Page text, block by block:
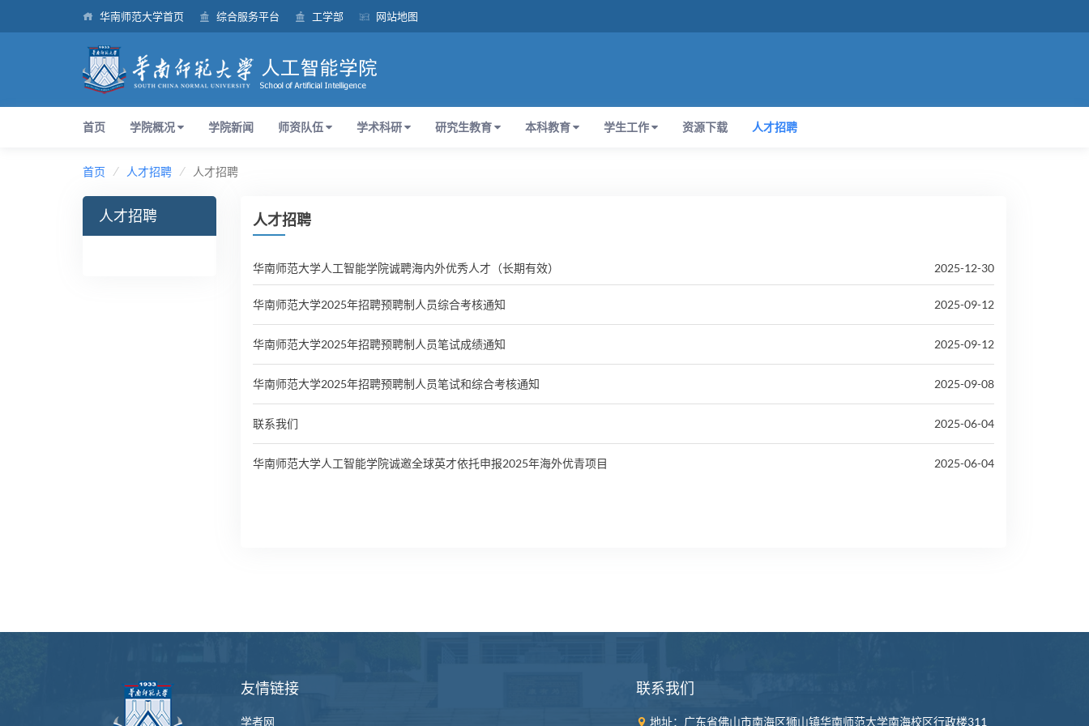
华南师范大学首页 综合服务平台 工学部 网站地图
首页 学院概况 学院新闻 师资队伍 学术科研 研究生教育 本科教育 学生工作 资源下载 人才招聘
首页 人才招聘 人才招聘
人才招聘 人才招聘
华南师范大学人工智能学院诚聘海内外优秀人才（长期有效） 2025-12-30
华南师范大学2025年招聘预聘制人员综合考核通知 2025-09-12
华南师范大学2025年招聘预聘制人员笔试成绩通知 2025-09-12
华南师范大学2025年招聘预聘制人员笔试和综合考核通知 2025-09-08
联系我们 2025-06-04
华南师范大学人工智能学院诚邀全球英才依托申报2025年海外优青项目 2025-06-04
友情链接
学者网
联系我们
地址：广东省佛山市南海区狮山镇华南师范大学南海校区行政楼311